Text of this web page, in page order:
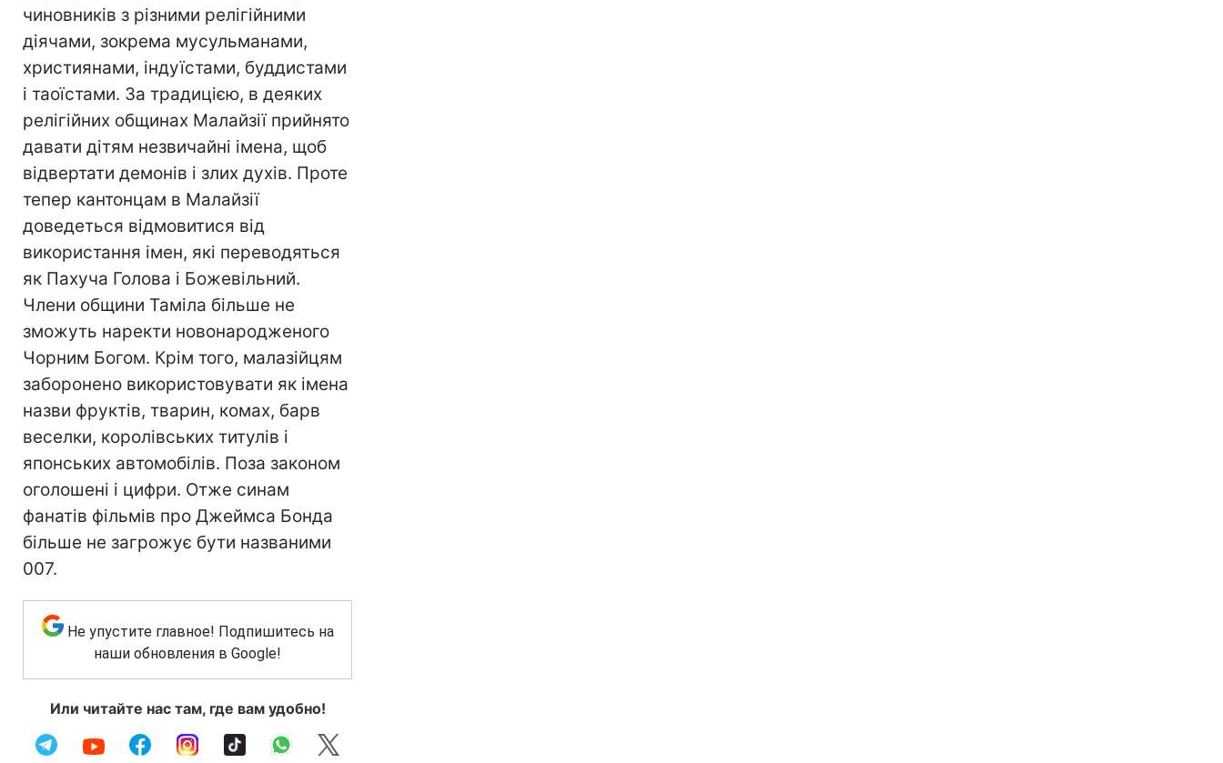
чиновників з різними релігійними
діячами, зокрема мусульманами,
християнами, індуїстами, буддистами
і таоїстами. За традицією, в деяких
релігійних общинах Малайзії прийнято
давати дітям незвичайні імена, щоб
відвертати демонів і злих духів. Проте
тепер кантонцам в Малайзії
доведеться відмовитися від
використання імен, які переводяться
як Пахуча Голова і Божевільний.
Члени общини Таміла більше не
зможуть наректи новонародженого
Чорним Богом. Крім того, малазійцям
заборонено використовувати як імена
назви фруктів, тварин, комах, барв
веселки, королівських титулів і
японських автомобілів. Поза законом
оголошені і цифри. Отже синам
фанатів фільмів про Джеймса Бонда
більше не загрожує бути названими
007.
Не упустите главное! Подпишитесь на
наши обновления в Google!
Или читайте нас там, где вам удобно!